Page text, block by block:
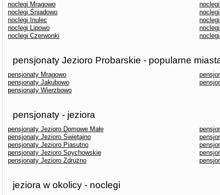
noclegi Mrągowo
noclegi Śniadowo
noclegi Inulec
noclegi Lipowo
noclegi Czerwonki
pensjonaty Jezioro Probarskie - popularne
pensjonaty Mrągowo
pensjonaty Jakubowo
pensjonaty Wierzbowo
pensjonaty - jeziora
pensjonaty Jezioro Domowe Małę
pensjonaty Jezioro Świętajno
pensjonaty Jezioro Piasutno
pensjonaty Jezioro Spychowskie
pensjonaty Jezioro Zdrużno
jeziora w okolicy - noclegi